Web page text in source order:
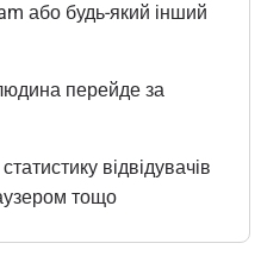
або будь-який інший
перейде за
відвідувачів
тощо